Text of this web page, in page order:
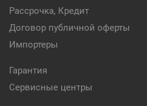
Рассрочка, Кредит
Договор публичной оферты
Импортеры
Гарантия
Сервисные центры